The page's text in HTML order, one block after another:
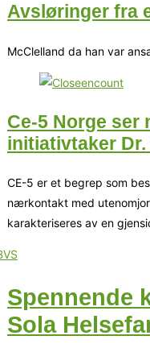
Avsløringer fra
McClelland da han var
Ce-5 Norge ser
initiativtaker
CE-5 er et begrep som
nærkontakt med
karakteriseres av en
Spennende
Sola